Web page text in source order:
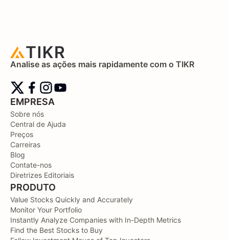
Analise as ações mais rapidamente com o TIKR
EMPRESA
Sobre nós
Central de Ajuda
Preços
Carreiras
Blog
Contate-nos
Diretrizes Editoriais
PRODUTO
Value Stocks Quickly and Accurately
Monitor Your Portfolio
Instantly Analyze Companies with In-Depth Metrics
Find the Best Stocks to Buy